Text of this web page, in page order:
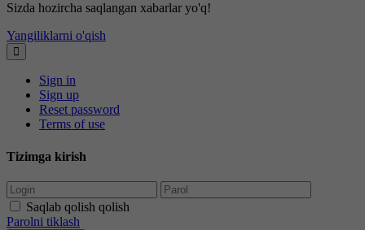
Sizda hozircha saqlangan xabarlar yo'q!
Yangiliklarni o'qish
Sign in
Sign up
Reset password
Terms of use
Tizimga kirish
Saqlab qolish qolish
Parolni tiklash